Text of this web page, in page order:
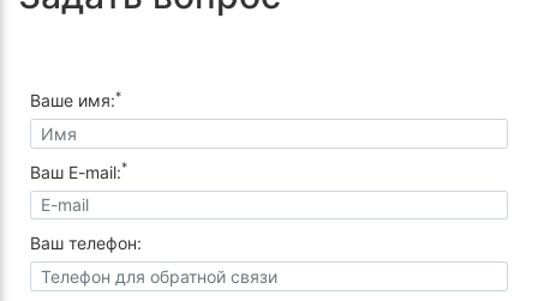
Ваше имя:*
Ваш E-mail:*
Ваш телефон: